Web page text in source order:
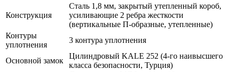
Конструкция
Сталь 1,8 мм, закрытый утепленный короб,
усиливающие 2 ребра жесткости
(вертикальные П-образные, утепленные)
Контуры
уплотнения
3 контура уплотнения
Основной замок
Цилиндровый KALE 252 (4-го наивысшего
класса безопасности, Турция)